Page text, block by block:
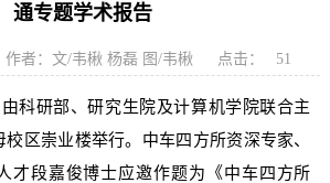
通专题学术报告
作者：文/韦楸 杨磊 图/韦楸 点击： 51
科研部、研究生院及计算机学院联合主
区崇业楼举行。中车四方所资深专家、
才段嘉俊博士应邀作题为《中车四方所